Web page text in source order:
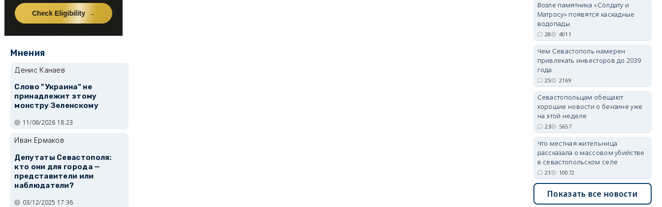
Мнения
Денис Канаев
Слово "Украина" не
принадлежит этому
монстру Зеленскому
11/06/2026 18:23
Иван Ермаков
Депутаты Севастополя:
кто они для города —
представители или
наблюдатели?
03/12/2025 17:36
Возле памятника «Солдату и
Матросу» появятся каскадные
водопады
28 4011
Чем Севастополь намерен
привлекать инвесторов до 2039
года
25 2169
Севастопольцам обещают
хорошие новости о бензине уже
на этой неделе
23 5657
Что местная жительница
рассказала о массовом убийстве
в севастопольском селе
21 10072
Показать все новости